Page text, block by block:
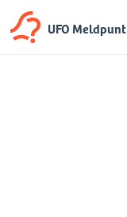
UFO Meldpunt